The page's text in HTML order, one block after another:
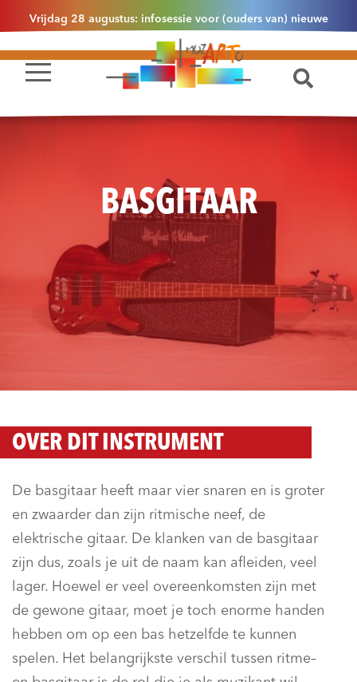
Vrijdag 28 augustus: infosessie voor (ouders van) nieuwe
leerlingen 2.1 om 13u30 in Essen
BASGITAAR
OVER DIT INSTRUMENT
De basgitaar heeft maar vier snaren en is groter
en zwaarder dan zijn ritmische neef, de
elektrische gitaar. De klanken van de basgitaar
zijn dus, zoals je uit de naam kan afleiden, veel
lager. Hoewel er veel overeenkomsten zijn met
de gewone gitaar, moet je toch enorme handen
hebben om op een bas hetzelfde te kunnen
spelen. Het belangrijkste verschil tussen ritme–